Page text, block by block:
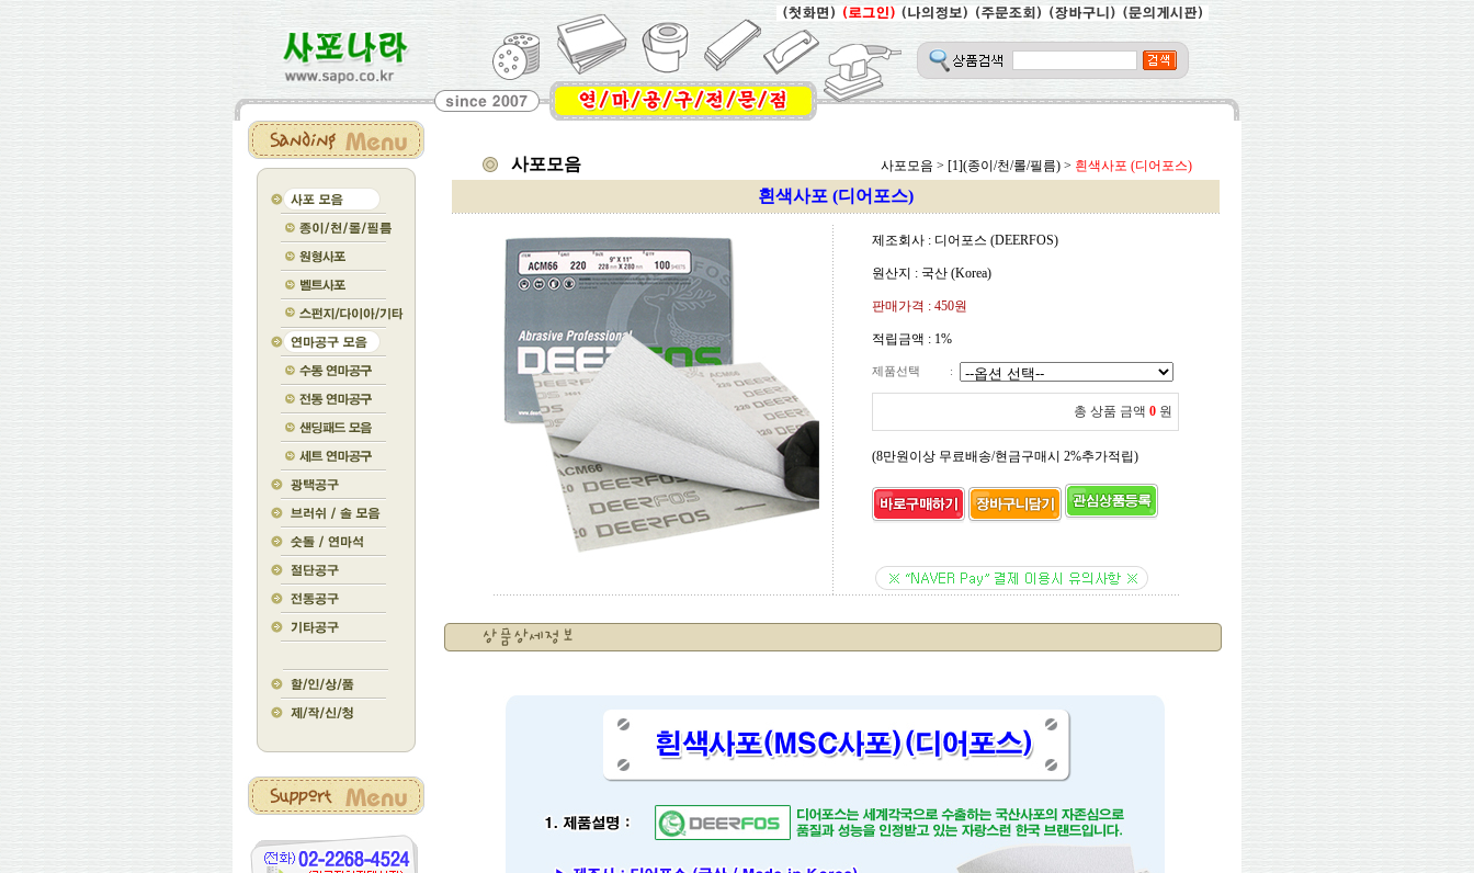
사포모음 사포모음 > [1](종이/천/롤/필름) > 흰색사포 (디어포스)
흰색사포 (디어포스)
제조회사 : 디어포스 (DEERFOS)
원산지 : 국산 (Korea)
판매가격 : 450원
적립금액 : 1%
제품선택 :
총 상품 금액 0 원
(8만원이상 무료배송/현금구매시 2%추가적립)